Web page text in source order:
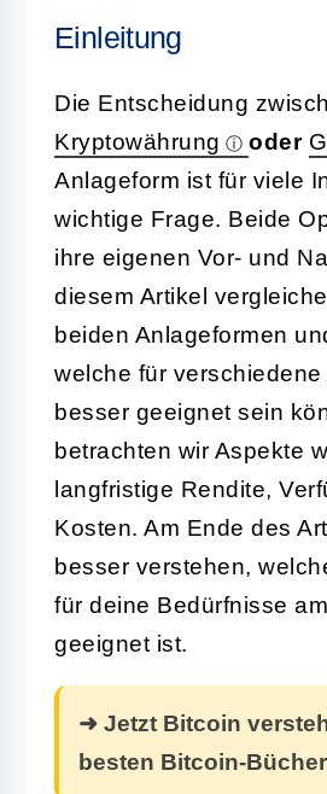
Einleitung
Die Entscheidung
Kryptowährung
oder
Anlageform ist für viele
wichtige Frage. Beide
ihre eigenen Vor- und
diesem Artikel
beiden Anlageformen
welche für
besser geeignet sein
betrachten wir Aspekte
langfristige Rendite,
Kosten. Am Ende des
besser verstehen,
für deine Bedürfnisse
geeignet ist.
➜ Jetzt Bitcoin
besten Bitcoin-